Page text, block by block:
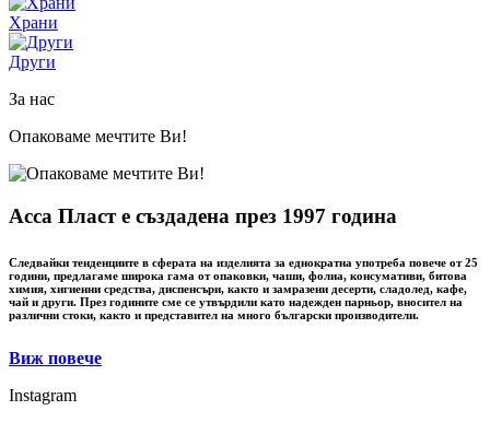
Храни
Други
За нас
Опаковаме мечтите Ви!
Асса Пласт е създадена през 1997 година
Следвайки тенденциите в сферата на изделията за еднократна употреба повече от 25
години, предлагаме широка гама от опаковки, чаши, фолиа, консумативи, битова
химия, хигиенни средства, диспенсъри, както и замразени десерти, сладолед, кафе,
чай и други. През годините сме се утвърдили като надежден парньор, вносител на
различни стоки, както и представител на много български производители.
Виж повече
Instagram